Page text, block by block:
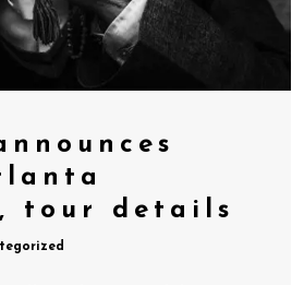
tour details